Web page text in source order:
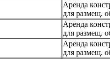
Аренда
для размещ.
Аренда
для размещ.
Аренда
для размещ.